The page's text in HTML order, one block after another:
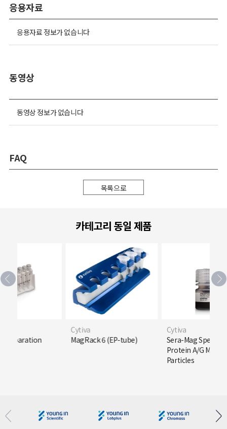
응용자료
응용자료 정보가 없습니다
동영상
동영상 정보가 없습니다
FAQ
목록으로
카테고리 동일 제품
Separation
Cytiva
MagRack 6 (EP-tube)
Cytiva
Sera-Mag
Protein A/G
Particles